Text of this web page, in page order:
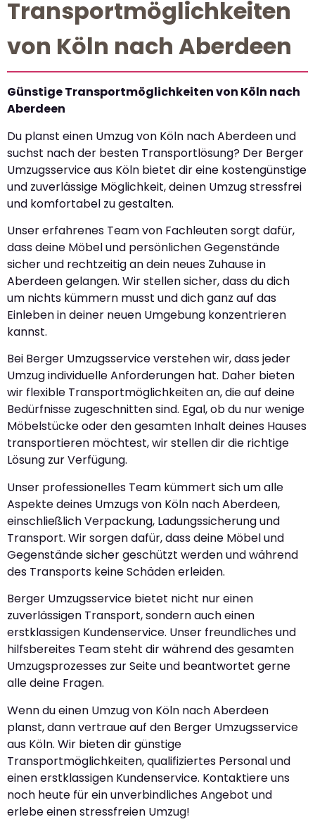
Transportmöglichkeiten
von Köln nach Aberdeen
Günstige Transportmöglichkeiten von Köln nach
Aberdeen
Du planst einen Umzug von Köln nach Aberdeen und
suchst nach der besten Transportlösung? Der Berger
Umzugsservice aus Köln bietet dir eine kostengünstige
und zuverlässige Möglichkeit, deinen Umzug stressfrei
und komfortabel zu gestalten.
Unser erfahrenes Team von Fachleuten sorgt dafür,
dass deine Möbel und persönlichen Gegenstände
sicher und rechtzeitig an dein neues Zuhause in
Aberdeen gelangen. Wir stellen sicher, dass du dich
um nichts kümmern musst und dich ganz auf das
Einleben in deiner neuen Umgebung konzentrieren
kannst.
Bei Berger Umzugsservice verstehen wir, dass jeder
Umzug individuelle Anforderungen hat. Daher bieten
wir flexible Transportmöglichkeiten an, die auf deine
Bedürfnisse zugeschnitten sind. Egal, ob du nur wenige
Möbelstücke oder den gesamten Inhalt deines Hauses
transportieren möchtest, wir stellen dir die richtige
Lösung zur Verfügung.
Unser professionelles Team kümmert sich um alle
Aspekte deines Umzugs von Köln nach Aberdeen,
einschließlich Verpackung, Ladungssicherung und
Transport. Wir sorgen dafür, dass deine Möbel und
Gegenstände sicher geschützt werden und während
des Transports keine Schäden erleiden.
Berger Umzugsservice bietet nicht nur einen
zuverlässigen Transport, sondern auch einen
erstklassigen Kundenservice. Unser freundliches und
hilfsbereites Team steht dir während des gesamten
Umzugsprozesses zur Seite und beantwortet gerne
alle deine Fragen.
Wenn du einen Umzug von Köln nach Aberdeen
planst, dann vertraue auf den Berger Umzugsservice
aus Köln. Wir bieten dir günstige
Transportmöglichkeiten, qualifiziertes Personal und
einen erstklassigen Kundenservice. Kontaktiere uns
noch heute für ein unverbindliches Angebot und
erlebe einen stressfreien Umzug!